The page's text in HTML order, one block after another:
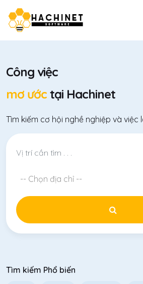
Công việc
mơ ước tại Hachinet
Tìm kiếm cơ hội nghề nghiệp và việc
-- Chọn địa chỉ --
Tìm kiếm Phổ biến